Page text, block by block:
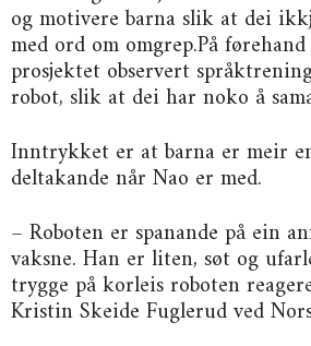
og motivere barna slik at dei
med ord om omgrep.På
prosjektet observert
robot, slik at dei har noko å
Inntrykket er at barna er meir
deltakande når Nao er med.
– Roboten er spanande på ein
vaksne. Han er liten, søt og
trygge på korleis roboten
Kristin Skeide Fuglerud ved